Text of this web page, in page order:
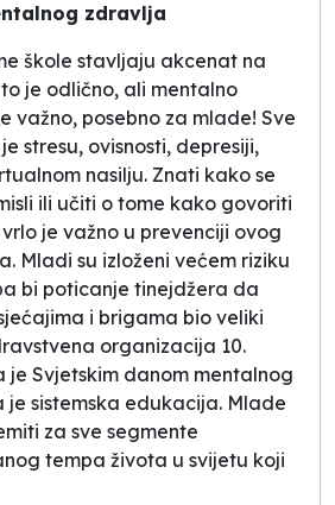
zdravlja
škole stavljaju akcenat na
je odlično, ali mentalno
važno, posebno za mlade! Sve
stresu, ovisnosti, depresiji,
nasilju. Znati kako se
ili učiti o tome kako govoriti
je važno u prevenciji ovog
Mladi su izloženi većem riziku
bi poticanje tinejdžera da
i brigama bio veliki
organizacija 10.
Svjetskim danom mentalnog
je sistemska edukacija. Mlade
za sve segmente
tempa života u svijetu koji